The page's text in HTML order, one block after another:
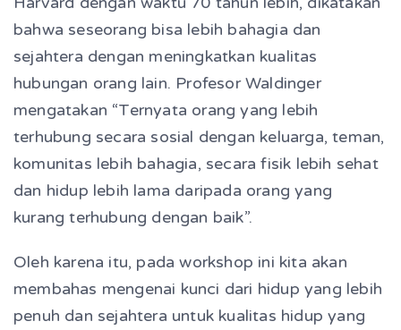
bahwa seseorang bisa lebih bahagia dan
sejahtera dengan meningkatkan kualitas
hubungan orang lain. Profesor Waldinger
mengatakan “Ternyata orang yang lebih
terhubung secara sosial dengan keluarga, teman,
komunitas lebih bahagia, secara fisik lebih sehat
dan hidup lebih lama daripada orang yang
kurang terhubung dengan baik”.
Oleh karena itu, pada workshop ini kita akan
membahas mengenai kunci dari hidup yang lebih
penuh dan sejahtera untuk kualitas hidup yang